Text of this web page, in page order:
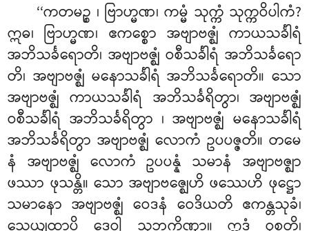
‘‘ကတမဉ္စ ၊ ဗြာဟ္မဏ၊ ကမ္မံ သုက္ကံ သုက္ကဝိပါကံ?
ဣဓ၊ ဗြာဟ္မဏ၊ ဧကစ္စော အဗျာဗဇ္ဈံ ကာယသင်္ခါရံ
အဘိသင်္ခရောတိ၊ အဗျာဗဇ္ဈံ ဝစီသင်္ခါရံ အဘိသင်္ခရော
တိ၊ အဗျာဗဇ္ဈံ မနောသင်္ခါရံ အဘိသင်္ခရောတိ။ သော
အဗျာဗဇ္ဈံ ကာယသင်္ခါရံ အဘိသင်္ခရိတွာ၊ အဗျာဗဇ္ဈံ
ဝစီသင်္ခါရံ အဘိသင်္ခရိတွာ ၊ အဗျာဗဇ္ဈံ မနောသင်္ခါရံ
အဘိသင်္ခရိတွာ အဗျာဗဇ္ဈံ လောကံ ဥပပဇ္ဇတိ။ တမေ
နံ အဗျာဗဇ္ဈံ လောကံ ဥပပန္နံ သမာနံ အဗျာဗဇ္ဈာ
ဖဿာ ဖုသန္တိ။ သော အဗျာဗဇ္ဈေဟိ ဖဿေဟိ ဖုဋ္ဌော
သမာနော အဗျာဗဇ္ဈံ ဝေဒနံ ဝေဒိယတိ ဧကန္တသုခံ၊